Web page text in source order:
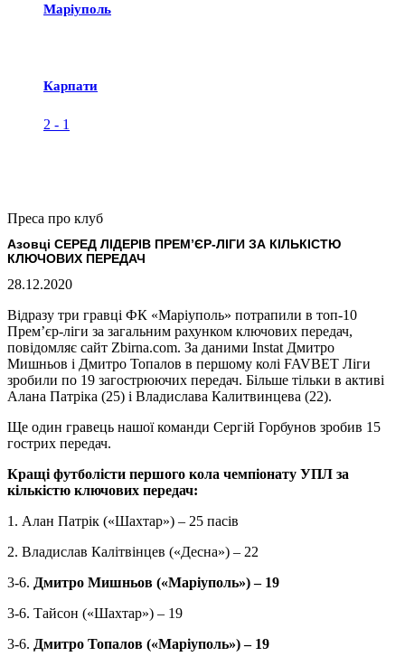
Маріуполь
Карпати
2 - 1
Преса про клуб
Азовці СЕРЕД ЛІДЕРІВ ПРЕМ’ЄР-ЛІГИ ЗА КІЛЬКІСТЮ
КЛЮЧОВИХ ПЕРЕДАЧ
28.12.2020
Відразу три гравці ФК «Маріуполь» потрапили в топ-10
Прем’єр-ліги за загальним рахунком ключових передач,
повідомляє сайт Zbirna.com. За даними Instat Дмитро
Мишньов і Дмитро Топалов в першому колі FAVBET Ліги
зробили по 19 загострюючих передач. Більше тільки в активі
Алана Патріка (25) і Владислава Калитвинцева (22).
Ще один гравець нашої команди Сергій Горбунов зробив 15
гострих передач.
Кращі футболісти першого кола чемпіонату УПЛ за
кількістю ключових передач:
1. Алан Патрік («Шахтар») – 25 пасів
2. Владислав Калітвінцев («Десна») – 22
3-6. Дмитро Мишньов («Маріуполь») – 19
3-6. Тайсон («Шахтар») – 19
3-6. Дмитро Топалов («Маріуполь») – 19